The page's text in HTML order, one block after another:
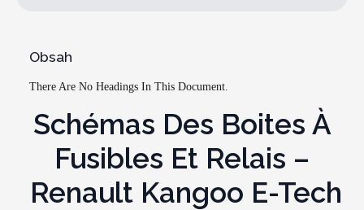
Obsah
There Are No Headings In This Document.
Schémas Des Boites À
Fusibles Et Relais –
RenaultKangoo E-Tech